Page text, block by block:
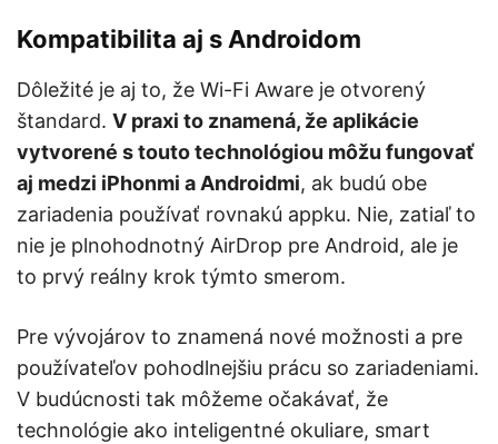
Kompatibilita aj s Androidom
Dôležité je aj to, že Wi-Fi Aware je otvorený
štandard. V praxi to znamená, že aplikácie
vytvorené s touto technológiou môžu fungovať
aj medzi iPhonmi a Androidmi, ak budú obe
zariadenia používať rovnakú appku. Nie, zatiaľ to
nie je plnohodnotný AirDrop pre Android, ale je
to prvý reálny krok týmto smerom.
Pre vývojárov to znamená nové možnosti a pre
používateľov pohodlnejšiu prácu so zariadeniami.
V budúcnosti tak môžeme očakávať, že
technológie ako inteligentné okuliare, smart